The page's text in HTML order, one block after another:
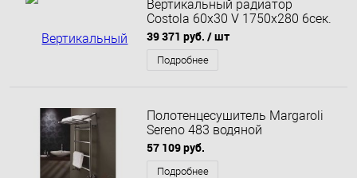
Вертикальный радиатор
Costola 60х30 V 1750х280 6сек.
1444вт./9016/нижнее
разнесенное / Мат /
39 371 руб. / шт
Подробнее
Полотенцесушитель Margaroli
Sereno 483 водяной
57 109 руб.
Подробнее